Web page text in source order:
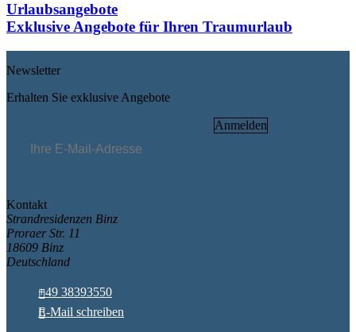
Exklusive Angebote für Ihren Traumurlaub
Urlaubsangebote
Newsletter
Erhalten Sie exklusive Angebote
Anmelden
Kontakt
Strandresidenzen Binz
Proraer Str. 11
18609 Binz
Deutschland
+49 38393550
E-Mail schreiben